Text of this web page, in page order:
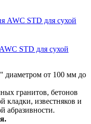
STD для сухой
от 100 мм до
гранитов, бетонов
кладки, известняков и
абразивности.